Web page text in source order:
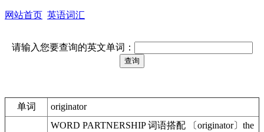
网站首页 英语词汇
请输入您要查询的英文单词：
单词 originator
WORD PARTNERSHIP 词语搭配 〔originator〕the